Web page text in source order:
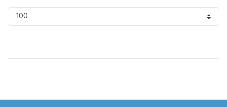
ich, dass